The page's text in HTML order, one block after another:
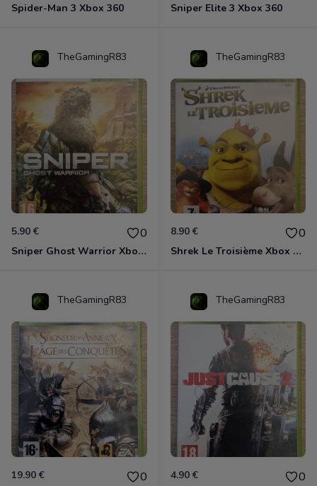
Spider-Man 3 Xbox 360 Sniper Elite 3 Xbox 360
TheGamingR83
5.90 € 0
Sniper Ghost Warrior Xbox 360
TheGamingR83
8.90 € 0
Shrek Le Troisième Xbox 360
TheGamingR83
19.90 € 0
TheGamingR83
4.90 € 0